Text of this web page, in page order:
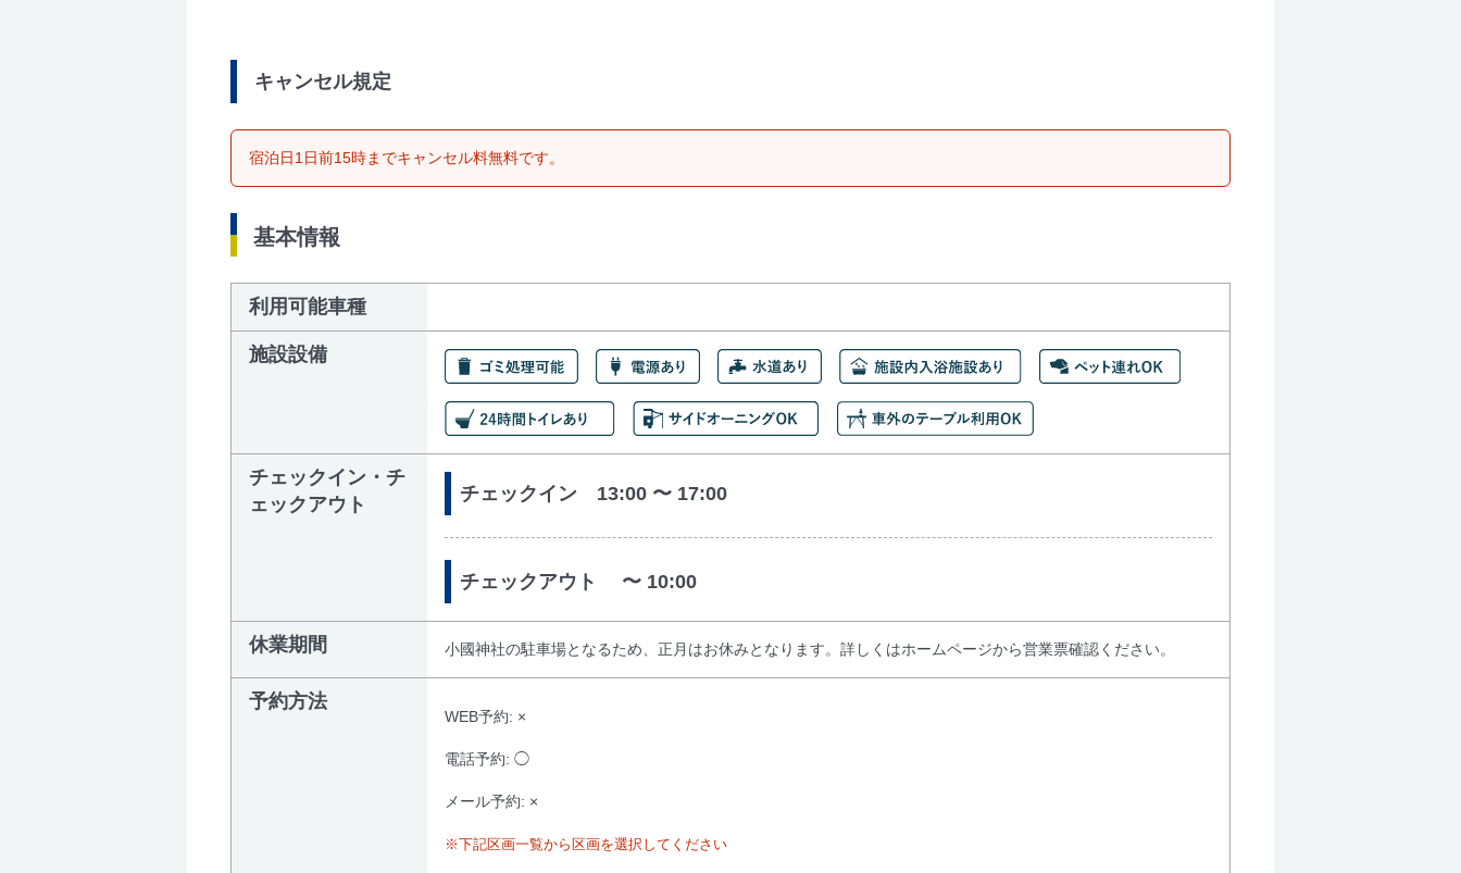
キャンセル規定
宿泊日1日前15時までキャンセル料無料です。
基本情報
利用可能車種
施設設備
チェックイン・チ
ェックアウト
チェックイン 13:00 〜 17:00
チェックアウト 〜 10:00
休業期間 小國神社の駐車場となるため、正月はお休みとなります。詳しくはホームページから営業票確認ください。
予約方法
WEB予約: ×
電話予約: ◯
メール予約: ×
※下記区画一覧から区画を選択してください